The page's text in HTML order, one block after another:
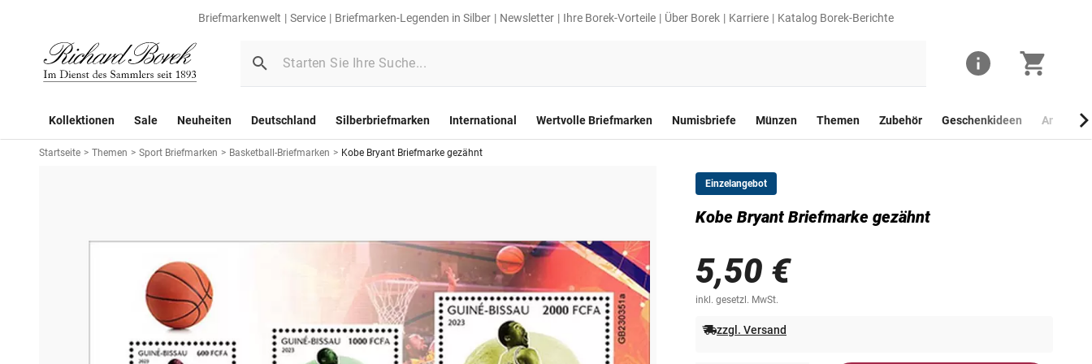
Briefmarkenwelt Service Briefmarken-Legenden in Silber Newsletter Ihre Borek-Vorteile Über Borek Karriere Katalog Borek-Berichte
Kollektionen Sale Neuheiten Deutschland Silberbriefmarken International Wertvolle Briefmarken Numisbriefe Münzen Themen Zubehör Geschenkideen
Startseite > Themen > Sport Briefmarken > Basketball-Briefmarken > Kobe Bryant Briefmarke gezähnt
Einzelangebot
Kobe Bryant Briefmarke gezähnt
5,50 €
inkl. gesetzl. MwSt.
zzgl. Versand